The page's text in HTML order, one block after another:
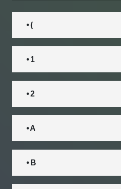
• (
• 1
• 2
• A
• B